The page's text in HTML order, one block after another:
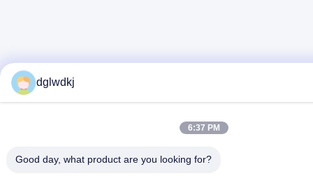
dglwdkj
6:37 PM
Good day, what product are you looking for?